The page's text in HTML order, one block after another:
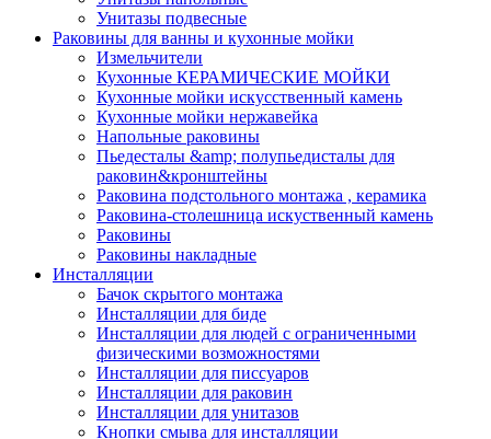
Унитазы подвесные
Раковины для ванны и кухонные мойки
Измельчители
Кухонные КЕРАМИЧЕСКИЕ МОЙКИ
Кухонные мойки искусственный камень
Кухонные мойки нержавейка
Напольные раковины
Пьедесталы &amp; полупьедисталы для
раковин&кронштейны
Раковина подстольного монтажа , керамика
Раковина-столешница искуственный камень
Раковины
Раковины накладные
Инсталляции
Бачок скрытого монтажа
Инсталляции для биде
Инсталляции для людей с ограниченными
физическими возможностями
Инсталляции для писсуаров
Инсталляции для раковин
Инсталляции для унитазов
Кнопки смыва для инсталляции